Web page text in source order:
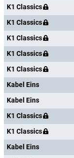
K1 Classics
K1 Classics
K1 Classics
K1 Classics
K1 Classics
Kabel Eins
Kabel Eins
K1 Classics
K1 Classics
Kabel Eins